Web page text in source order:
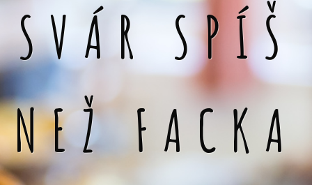
SVÁR SPÍŠ
NEŽ FACKA